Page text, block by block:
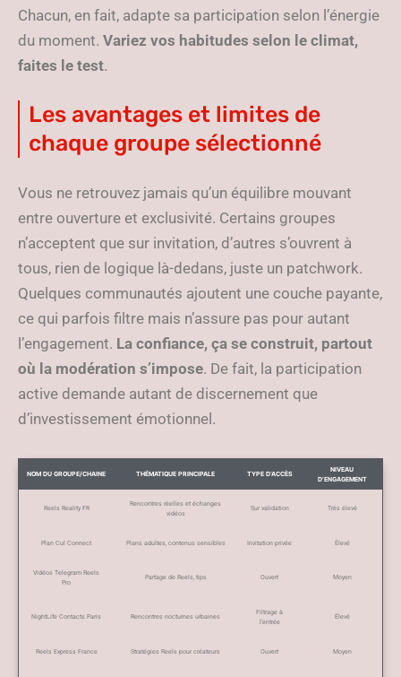
Chacun, en fait, adapte sa participation selon l’énergie
du moment. Variez vos habitudes selon le climat,
faites le test.
Les avantages et limites de
chaque groupe sélectionné
Vous ne retrouvez jamais qu’un équilibre mouvant
entre ouverture et exclusivité. Certains groupes
n’acceptent que sur invitation, d’autres s’ouvrent à
tous, rien de logique là-dedans, juste un patchwork.
Quelques communautés ajoutent une couche payante,
ce qui parfois filtre mais n’assure pas pour autant
l’engagement. La confiance, ça se construit, partout
où la modération s’impose. De fait, la participation
active demande autant de discernement que
d’investissement émotionnel.
NOM DU GROUPE/CHAINE THÉMATIQUE PRINCIPALE TYPE D’ACCÈS
NIVEAU
D’ENGAGEMENT
Reels Reality FR
Rencontres réelles et échanges
vidéos
Sur validation Très élevé
Plan Cul Connect Plans adultes, contenus sensibles Invitation privée Élevé
Vidéos Telegram Reels
Pro
Partage de Reels, tips Ouvert Moyen
NightLife Contacts Paris Rencontres nocturnes urbaines
Filtrage à
l’entrée
Élevé
Reels Express France Stratégies Reels pour créateurs Ouvert Moyen